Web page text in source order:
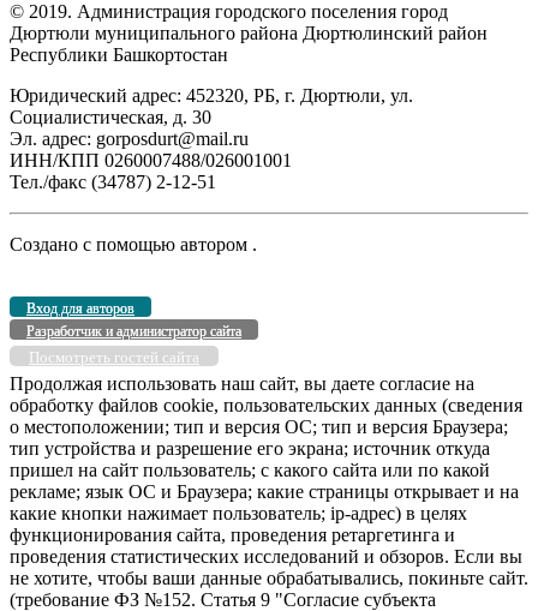
© 2019. Администрация городского поселения город
Дюртюли муниципального района Дюртюлинский район
Республики Башкортостан
Юридический адрес: 452320, РБ, г. Дюртюли, ул.
Социалистическая, д. 30
Эл. адрес: gorposdurt@mail.ru
ИНН/КПП 0260007488/026001001
Тел./факс (34787) 2-12-51
Создано с помощью автором .
Вход для авторов
Разработчик и администратор сайта
Посмотреть гостей сайта
Продолжая использовать наш сайт, вы даете согласие на
обработку файлов cookie, пользовательских данных (сведения
о местоположении; тип и версия ОС; тип и версия Браузера;
тип устройства и разрешение его экрана; источник откуда
пришел на сайт пользователь; с какого сайта или по какой
рекламе; язык ОС и Браузера; какие страницы открывает и на
какие кнопки нажимает пользователь; ip-адрес) в целях
функционирования сайта, проведения ретаргетинга и
проведения статистических исследований и обзоров. Если вы
не хотите, чтобы ваши данные обрабатывались, покиньте сайт.
(требование ФЗ №152. Статья 9 "Согласие субъекта